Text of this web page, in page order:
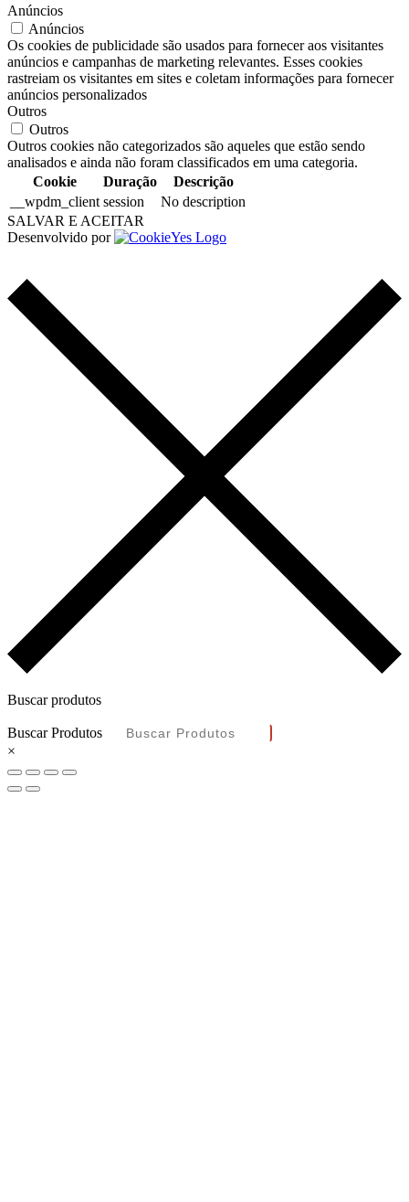
Anúncios
Anúncios
Os cookies de publicidade são usados para fornecer aos visitantes
anúncios e campanhas de marketing relevantes. Esses cookies
rastreiam os visitantes em sites e coletam informações para fornecer
anúncios personalizados
Outros
Outros
Outros cookies não categorizados são aqueles que estão sendo
analisados e ainda não foram classificados em uma categoria.
Cookie
Duração
Descrição
__wpdm_client session
No description
SALVAR E ACEITAR
Desenvolvido por
Buscar produtos
Buscar Produtos
×